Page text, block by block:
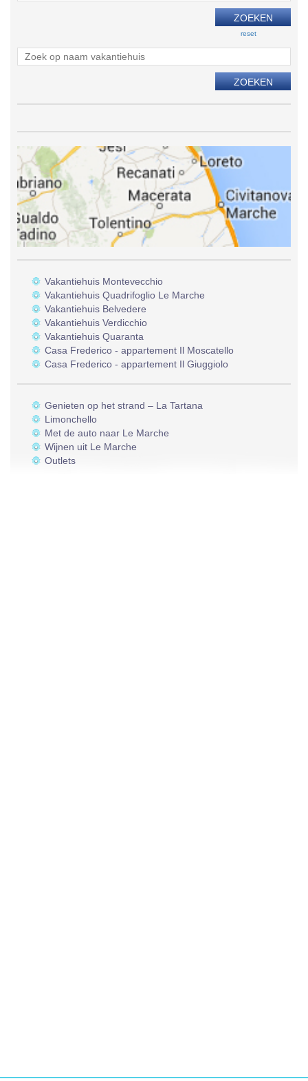
reset
Vakantiehuis Montevecchio
Vakantiehuis Quadrifoglio Le Marche
Vakantiehuis Belvedere
Vakantiehuis Verdicchio
Vakantiehuis Quaranta
Casa Frederico - appartement Il Moscatello
Casa Frederico - appartement Il Giuggiolo
Genieten op het strand – La Tartana
Limonchello
Met de auto naar Le Marche
Wijnen uit Le Marche
Outlets